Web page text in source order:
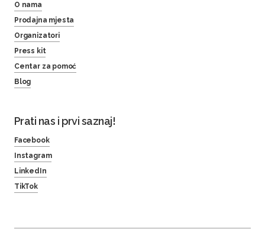
O nama
Prodajna mjesta
Organizatori
Press kit
Centar za pomoć
Blog
Prati nas i prvi saznaj!
Facebook
Instagram
LinkedIn
TikTok